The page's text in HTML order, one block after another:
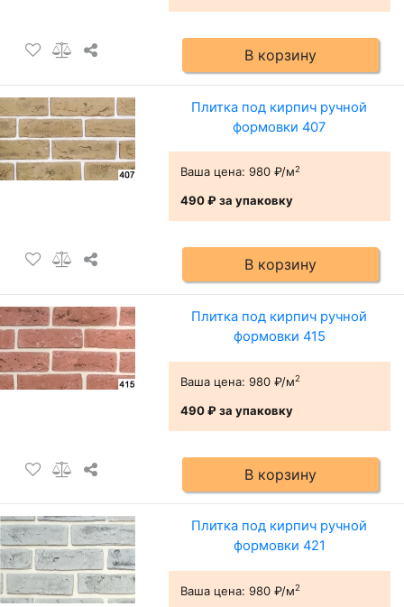
В корзину
Плитка под кирпич ручной
формовки 407
Ваша цена: 980 ₽/м2
490 ₽за упаковку
В корзину
Плитка под кирпич ручной
формовки 415
Ваша цена: 980 ₽/м2
490 ₽за упаковку
В корзину
Плитка под кирпич ручной
формовки 421
Ваша цена: 980 ₽/м2